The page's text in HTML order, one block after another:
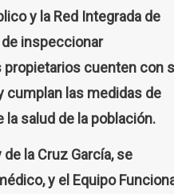
y la Red Integrada de
inspeccionar
propietarios cuenten con
cumplan las medidas de
la salud de la población.
de la Cruz García, se
y el Equipo